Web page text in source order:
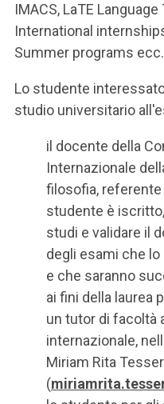
IMACS, LaTE
International
Summer programs
Lo studente
studio universitario
il docente della
Internazionale
filosofia,
studente è
studi e validare il
degli esami che
e che saranno
ai fini della laurea
un tutor di facoltà
internazionale,
Miriam Rita
(